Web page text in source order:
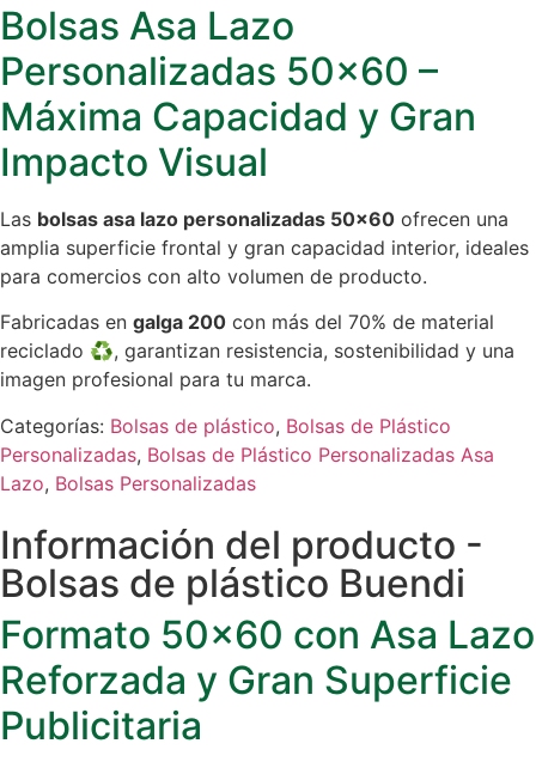
Bolsas Asa Lazo
Personalizadas 50×60 –
Máxima Capacidad y Gran
Impacto Visual
Las bolsas asa lazo personalizadas 50×60 ofrecen una
amplia superficie frontal y gran capacidad interior, ideales
para comercios con alto volumen de producto.
Fabricadas en galga 200 con más del 70% de material
reciclado ♻, garantizan resistencia, sostenibilidad y una
imagen profesional para tu marca.
Categorías: Bolsas de plástico, Bolsas de Plástico
Personalizadas, Bolsas de Plástico Personalizadas Asa
Lazo, Bolsas Personalizadas
Información del producto -
Bolsas de plástico Buendi
Formato 50×60 con Asa Lazo
Reforzada y Gran Superficie
Publicitaria